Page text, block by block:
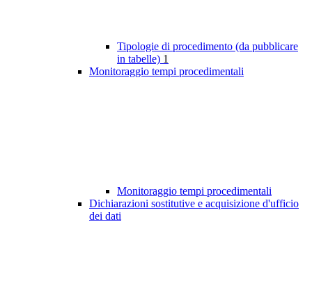
Tipologie di procedimento (da pubblicare
in tabelle) 1
Monitoraggio tempi procedimentali
Monitoraggio tempi procedimentali
Dichiarazioni sostitutive e acquisizione d'ufficio
dei dati